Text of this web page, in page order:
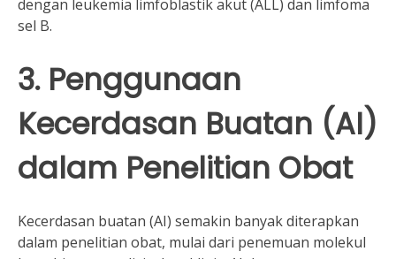
dengan leukemia limfoblastik akut (ALL) dan limfoma
sel B.
3. Penggunaan
Kecerdasan Buatan (AI)
dalam Penelitian Obat
Kecerdasan buatan (AI) semakin banyak diterapkan
dalam penelitian obat, mulai dari penemuan molekul